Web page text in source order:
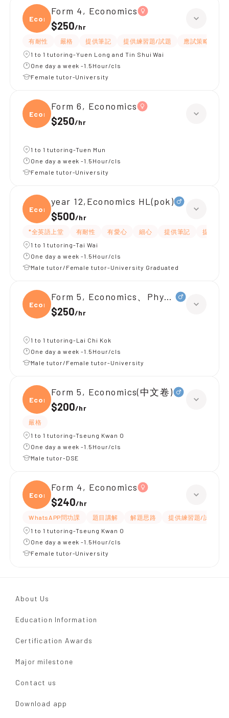
Econ
Form 4, Economics
$250/hr
有耐性 嚴格 提供筆記 提供練習題/試題 應試策略
1 to 1 tutoring-Yuen Long and Tin Shui Wai
One day a week -1.5Hour/cls
Female tutor-University
Econ
Form 6, Economics
$250/hr
1 to 1 tutoring-Tuen Mun
One day a week -1.5Hour/cls
Female tutor-University
Econo
year 12,Economics HL(pok)
$500/hr
*全英語上堂 有耐性 有愛心 細心 提供筆記
提供練
1 to 1 tutoring-Tai Wai
One day a week -1.5Hour/cls
Male tutor/Female tutor-University Graduated
Econ
Form 5, Economics、Physics
$250/hr
1 to 1 tutoring-Lai Chi Kok
One day a week -1.5Hour/cls
Male tutor/Female tutor-University
Econ
Form 5, Economics(中文卷)
$200/hr
嚴格
1 to 1 tutoring-Tseung Kwan O
One day a week -1.5Hour/cls
Male tutor-DSE
Econ
Form 4, Economics
$240/hr
WhatsAPP問功課 題目講解 解題思路 提供練習題/試題
1 to 1 tutoring-Tseung Kwan O
One day a week -1.5Hour/cls
Female tutor-University
About Us
Education Information
Certification Awards
Major milestone
Contact us
Download app